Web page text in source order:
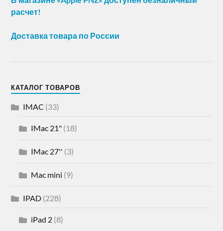
расчет!
Доставка товара по России
КАТАЛОГ ТОВАРОВ
IMAC (33)
IMac 21" (18)
IMac 27'' (3)
Mac mini (9)
IPAD (228)
iPad 2 (8)